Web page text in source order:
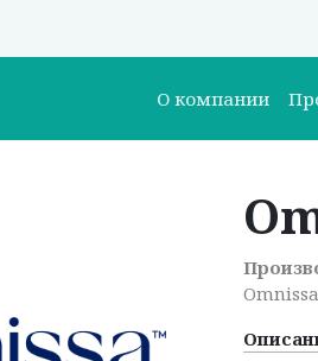
О компании
Omnissa